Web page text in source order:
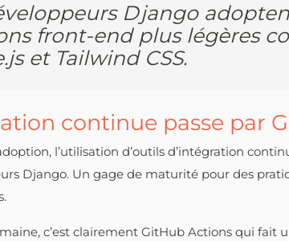
Django
front-end plus légères
et Tailwind CSS.
continue passe par
l’utilisation d’outils d’intégration
Django. Un gage de maturité pour des
c’est clairement GitHub Actions qui fait